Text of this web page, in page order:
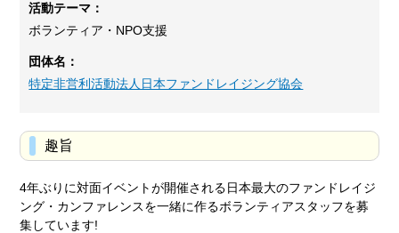
活動テーマ：
ボランティア・NPO支援
団体名：
特定非営利活動法人日本ファンドレイジング協会
趣旨
4年ぶりに対面イベントが開催される日本最大のファンドレイジ
ング・カンファレンスを一緒に作るボランティアスタッフを募
集しています!